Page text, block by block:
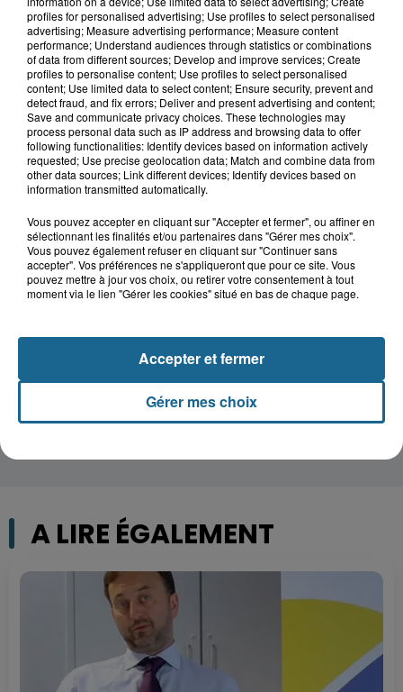
Saint-Omer : un enfant gravement brûlé
après l'explosion d'un jouet...
Hazebrouck : victime d'un accident,
Lucas s'en est allé brutalement...
Disparition inquiétante à Cappelle-
la-Grande : Michael, 41 ans...
Accident à Grand-Fort-Philippe : le
conducteur de trottinette...
A LIRE ÉGALEMENT
profiles for personalised advertising; Use profiles to select personalised
advertising; Measure advertising performance; Measure content
performance; Understand audiences through statistics or combinations
of data from different sources; Develop and improve services; Create
profiles to personalise content; Use profiles to select personalised
content; Use limited data to select content; Ensure security, prevent and
detect fraud, and fix errors; Deliver and present advertising and content;
Save and communicate privacy choices. These technologies may
process personal data such as IP address and browsing data to offer
following functionalities: Identify devices based on information actively
requested; Use precise geolocation data; Match and combine data from
other data sources; Link different devices; Identify devices based on
information transmitted automatically.
Vous pouvez accepter en cliquant sur "Accepter et fermer", ou affiner en
sélectionnant les finalités et/ou partenaires dans "Gérer mes choix".
Vous pouvez également refuser en cliquant sur "Continuer sans
accepter". Vos préférences ne s'appliqueront que pour ce site. Vous
pouvez mettre à jour vos choix, ou retirer votre consentement à tout
moment via le lien "Gérer les cookies" situé en bas de chaque page.
Gérer mes choix
Accepter et fermer